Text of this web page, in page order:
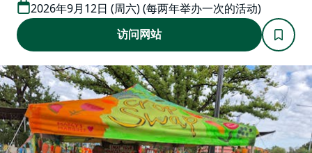
2026年9月12日 (周六) (每两年举办一次的活动)
访问网站